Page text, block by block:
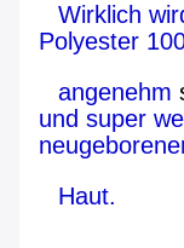
Wirklich
Polyester
angenehm
und super
Haut.